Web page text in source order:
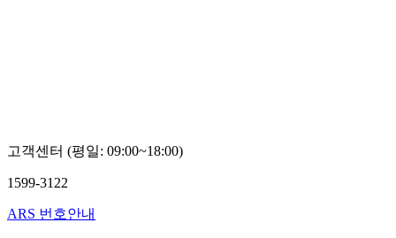
고객센터 (평일: 09:00~18:00)
1599-3122
ARS 번호안내